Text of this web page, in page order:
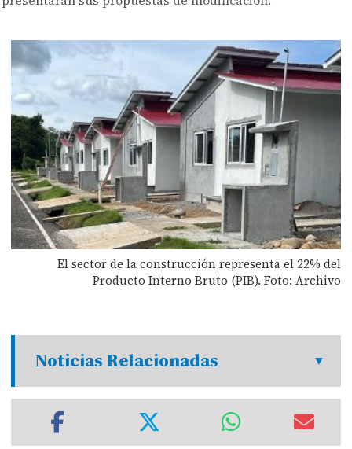
El sector de la construcción representa el 22% del
Producto Interno Bruto (PIB). Foto: Archivo
Noticias Relacionadas